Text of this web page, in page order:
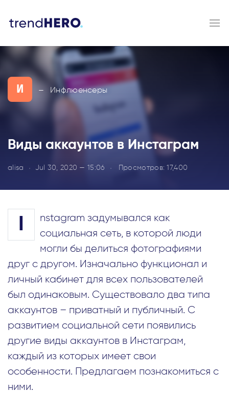
И — Инфлюенсеры
Виды аккаунтов в Инстаграм
alisa Jul 30, 2020 — 15:06 Просмотров:17,400
I
nstagram задумывался как
социальная сеть, в которой люди
могли бы делиться фотографиями
друг с другом. Изначально функционал и
личный кабинет для всех пользователей
был одинаковым. Существовало два типа
аккаунтов – приватный и публичный. С
развитием социальной сети появились
другие виды аккаунтов в Инстаграм,
каждый из которых имеет свои
особенности. Предлагаем познакомиться с
ними.